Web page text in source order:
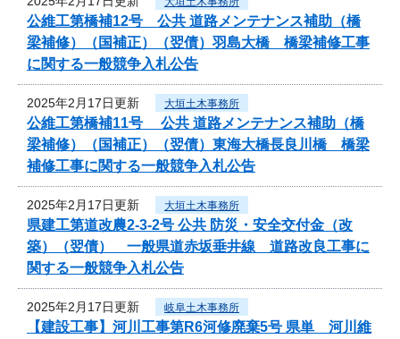
公維工第橋補12号 公共 道路メンテナンス補助（橋
梁補修）（国補正）（翌債）羽島大橋 橋梁補修工事
に関する一般競争入札公告
2025年2月17日更新 大垣土木事務所
公維工第橋補11号 公共 道路メンテナンス補助（橋
梁補修）（国補正）（翌債）東海大橋長良川橋 橋梁
補修工事に関する一般競争入札公告
2025年2月17日更新 大垣土木事務所
県建工第道改農2-3-2号 公共 防災・安全交付金（改
築）（翌債） 一般県道赤坂垂井線 道路改良工事に
関する一般競争入札公告
2025年2月17日更新 岐阜土木事務所
【建設工事】河川工事第R6河修廃棄5号 県単 河川維